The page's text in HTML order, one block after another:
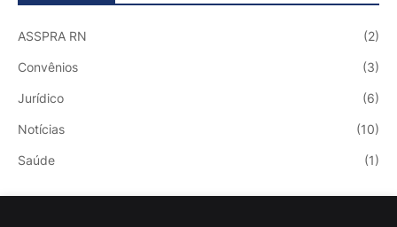
ASSPRA RN (2)
Convênios (3)
Jurídico (6)
Notícias (10)
Saúde (1)